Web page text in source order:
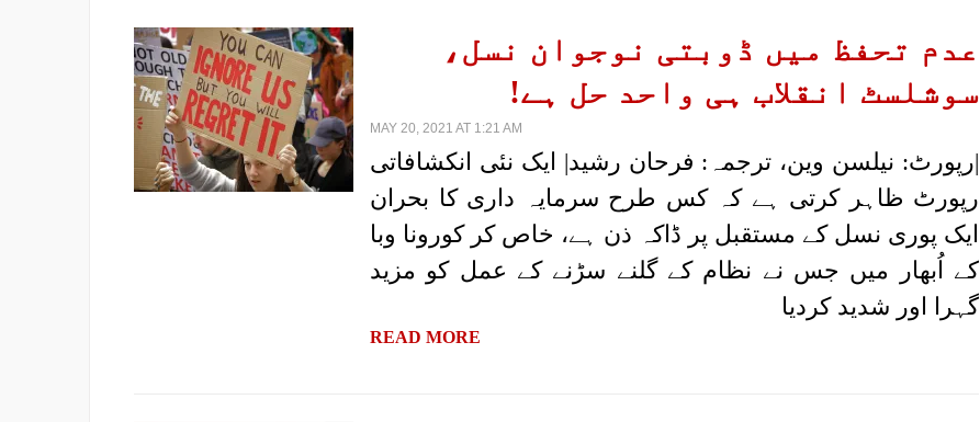
عدم تحفظ میں ڈوبتی نوجوان نسل،
سوشلسٹ انقلاب ہی واحد حل ہے!
MAY 20, 2021 AT 1:21 AM
|رپورٹ: نیلسن وین، ترجمہ: فرحان رشید| ایک نئی انکشافاتی
رپورٹ ظاہر کرتی ہے کہ کس طرح سرمایہ داری کا بحران
ایک پوری نسل کے مستقبل پر ڈاکہ ذن ہے، خاص کر کورونا وبا
کے اُبھار میں جس نے نظام کے گلنے سڑنے کے عمل کو مزید
گہرا اور شدید کردیا
READ MORE